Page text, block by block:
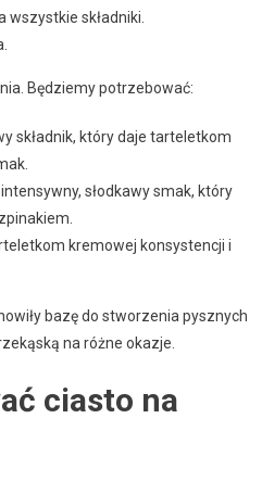
wszystkie składniki.
Będziemy potrzebować:
składnik, który daje tarteletkom
słodkawy smak, który
kremowej konsystencji i
bazę do stworzenia pysznych
na różne okazje.
ciasto na